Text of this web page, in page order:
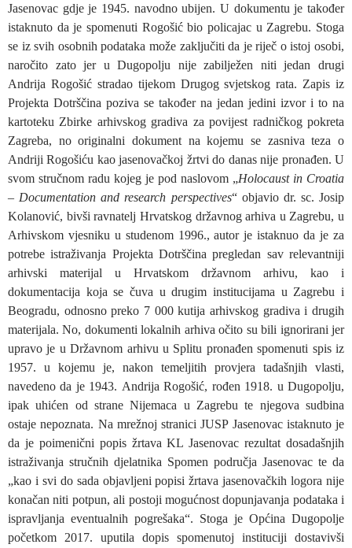
Jasenovac gdje je 1945. navodno ubijen. U dokumentu je također
istaknuto da je spomenuti Rogošić bio policajac u Zagrebu. Stoga
se iz svih osobnih podataka može zaključiti da je riječ o istoj osobi,
naročito zato jer u Dugopolju nije zabilježen niti jedan drugi
Andrija Rogošić stradao tijekom Drugog svjetskog rata. Zapis iz
Projekta Dotrščina poziva se također na jedan jedini izvor i to na
kartoteku Zbirke arhivskog gradiva za povijest radničkog pokreta
Zagreba, no originalni dokument na kojemu se zasniva teza o
Andriji Rogošiću kao jasenovačkoj žrtvi do danas nije pronađen. U
svom stručnom radu kojeg je pod naslovom „Holocaust in Croatia
– Documentation and research perspectives“ objavio dr. sc. Josip
Kolanović, bivši ravnatelj Hrvatskog državnog arhiva u Zagrebu, u
Arhivskom vjesniku u studenom 1996., autor je istaknuo da je za
potrebe istraživanja Projekta Dotrščina pregledan sav relevantniji
arhivski materijal u Hrvatskom državnom arhivu, kao i
dokumentacija koja se čuva u drugim institucijama u Zagrebu i
Beogradu, odnosno preko 7 000 kutija arhivskog gradiva i drugih
materijala. No, dokumenti lokalnih arhiva očito su bili ignorirani jer
upravo je u Državnom arhivu u Splitu pronađen spomenuti spis iz
1957. u kojemu je, nakon temeljitih provjera tadašnjih vlasti,
navedeno da je 1943. Andrija Rogošić, rođen 1918. u Dugopolju,
ipak uhićen od strane Nijemaca u Zagrebu te njegova sudbina
ostaje nepoznata. Na mrežnoj stranici JUSP Jasenovac istaknuto je
da je poimenični popis žrtava KL Jasenovac rezultat dosadašnjih
istraživanja stručnih djelatnika Spomen područja Jasenovac te da
„kao i svi do sada objavljeni popisi žrtava jasenovačkih logora nije
konačan niti potpun, ali postoji mogućnost dopunjavanja podataka i
ispravljanja eventualnih pogrešaka“. Stoga je Općina Dugopolje
početkom 2017. uputila dopis spomenutoj instituciji dostavivši